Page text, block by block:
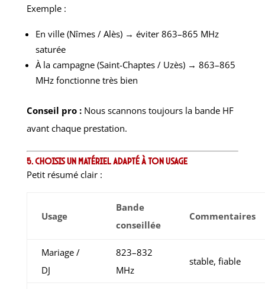
Exemple :
En ville (Nîmes / Alès) → éviter 863–865 MHz
saturée
À la campagne (Saint-Chaptes / Uzès) → 863–865
MHz fonctionne très bien
Conseil pro :Nous scannons toujours la bande HF
avant chaque prestation.
5. Choisis un matériel adapté à ton usage
Petit résumé clair :
Usage
Bande
conseillée
Commentaires
Mariage /
DJ
823–832
MHz
stable, fiable